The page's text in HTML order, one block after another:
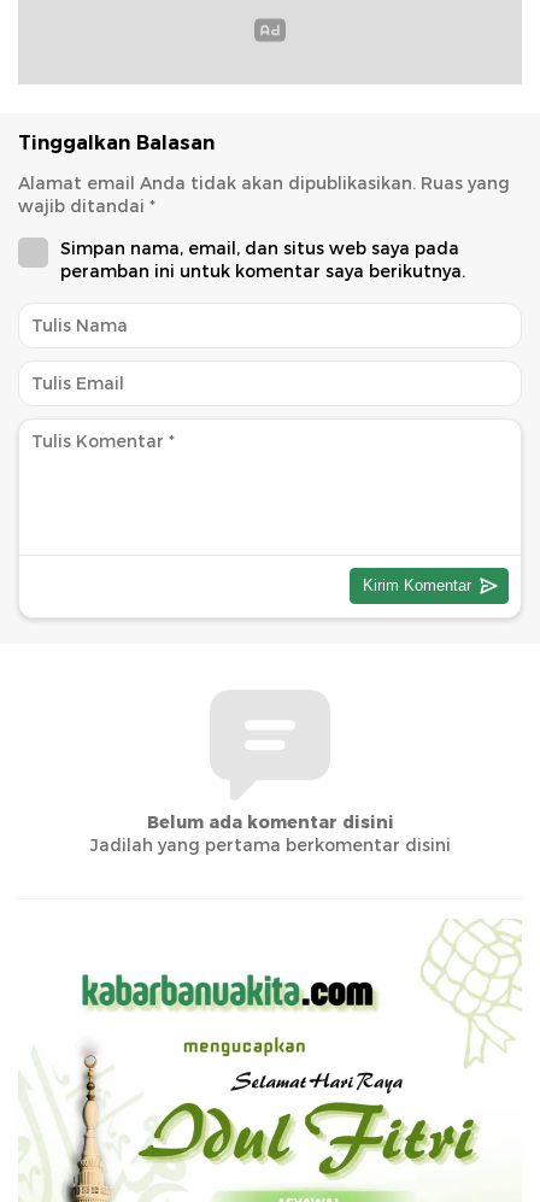
Tinggalkan Balasan
Alamat email Anda tidak akan dipublikasikan. Ruas yang
wajib ditandai *
Simpan nama, email, dan situs web saya pada
peramban ini untuk komentar saya berikutnya.
Belum ada komentar disini
Jadilah yang pertama berkomentar disini